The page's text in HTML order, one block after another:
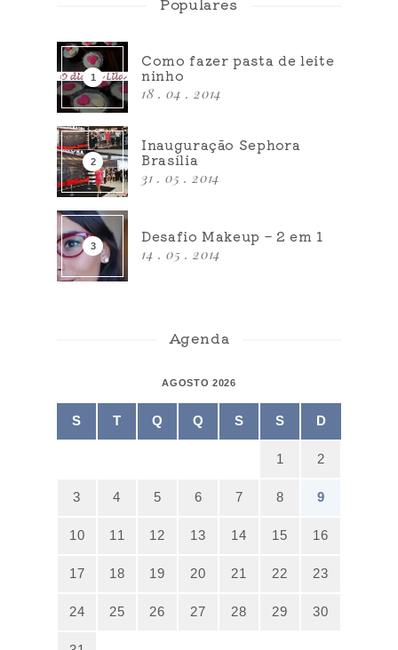
Como fazer pasta de leite
ninho
18 . 04 . 2014
Inauguração Sephora
Brasília
31 . 05 . 2014
Desafio Makeup – 2 em 1
14 . 05 . 2014
Agenda
AGOSTO 2026
S T Q Q S S D
1 2
3 4 5 6 7 8 9
10 11 12 13 14 15 16
17 18 19 20 21 22 23
24 25 26 27 28 29 30